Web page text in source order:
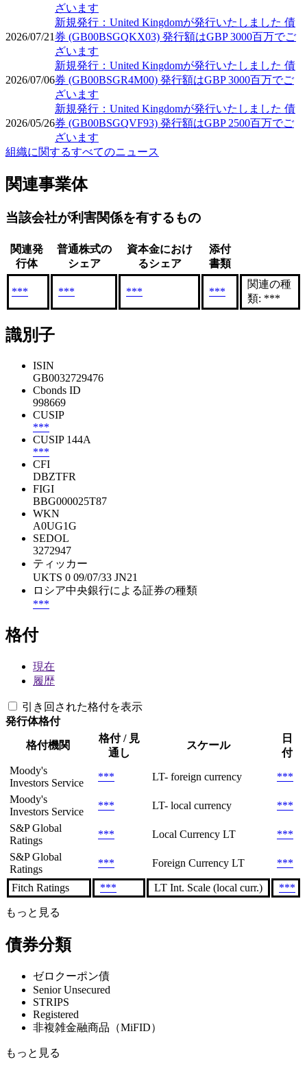
ざいます
2026/07/21
新規発行：United Kingdomが発行いたしました 債
券 (GB00BSGQKX03) 発行額はGBP 3000百万でご
ざいます
2026/07/06
新規発行：United Kingdomが発行いたしました 債
券 (GB00BSGR4M00) 発行額はGBP 3000百万でご
ざいます
2026/05/26
新規発行：United Kingdomが発行いたしました 債
券 (GB00BSGQVF93) 発行額はGBP 2500百万でご
ざいます
組織に関するすべてのニュース
関連事業体
当該会社が利害関係を有するもの
関連発
行体
普通株式の
シェア
資本金におけ
るシェア
添付
書類
*** *** *** ***
関連の種
類: ***
識別子
ISIN
GB0032729476
Cbonds ID
998669
CUSIP
***
CUSIP 144A
***
CFI
DBZTFR
FIGI
BBG000025T87
WKN
A0UG1G
SEDOL
3272947
ティッカー
UKTS 0 09/07/33 JN21
ロシア中央銀行による証券の種類
***
格付
現在
履歴
引き回された格付を表示
発行体格付
格付機関
格付 / 見
通し
スケール
日
付
Moody's
Investors Service
*** LT- foreign currency
***
Moody's
Investors Service
*** LT- local currency
***
S&P Global
Ratings
*** Local Currency LT
***
S&P Global
Ratings
*** Foreign Currency LT ***
Fitch Ratings *** LT Int. Scale (local curr.) ***
もっと見る
債券分類
ゼロクーポン債
Senior Unsecured
STRIPS
Registered
非複雑金融商品（MiFID）
もっと見る